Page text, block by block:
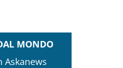
MONDO
Askanews